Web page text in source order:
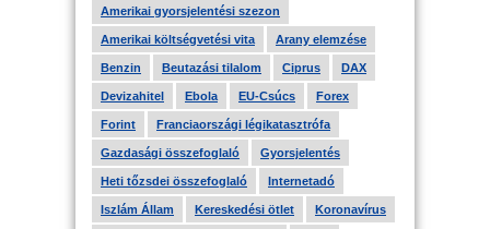
Amerikai gyorsjelentési szezon
Amerikai költségvetési vita Arany elemzése
Benzin Beutazási tilalom Ciprus DAX
Devizahitel Ebola EU-Csúcs Forex
Forint Franciaországi légikatasztrófa
Gazdasági összefoglaló Gyorsjelentés
Heti tőzsdei összefoglaló Internetadó
Iszlám Állam Kereskedési ötlet Koronavírus